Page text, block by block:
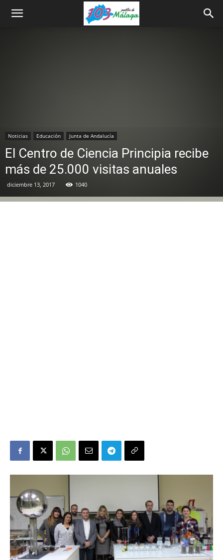
Noticias Educación Junta de Andalucía
El Centro de Ciencia Principia recibe
más de 25.000 visitas anuales
diciembre 13, 2017 1040